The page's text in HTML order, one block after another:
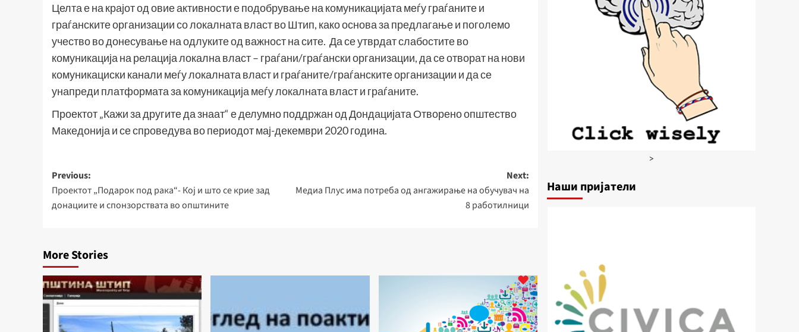
Целта е на крајот од овие активности е подобрување на комуникацијата меѓу граѓаните и
граѓанските организации со локалната власт во Штип, како основа за предлагање и поголемо
учество во донесување на одлуките од важност на сите. Да се утврдат слабостите во
комуникација на релација локална власт – граѓани/граѓански организации, да се отворат на нови
комуникациски канали меѓу локалната власт и граѓаните/граѓанските организации и да се
унапреди платформата за комуникација меѓу локалната власт и граѓаните.
Проектот „Кажи за другите да знаат“ е делумно поддржан од Дондацијата Отворено општество
Македонија и се спроведува во периодот мај-декември 2020 година.
Post
navigation
Previous:
Проектот „Подарок под рака“- Кој и што се крие зад
донациите и спонзорствата во општините
Next:
Медиа Плус има потреба од ангажирање на обучувач на
8 работилници
More Stories
>
Наши пријатели